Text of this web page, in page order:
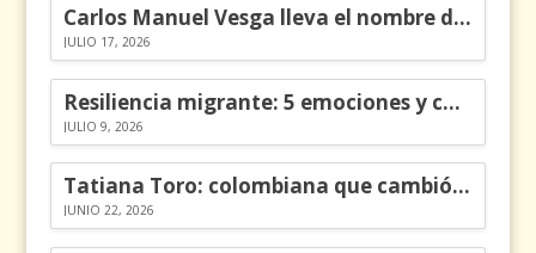
Carlos Manuel Vesga lleva el nombre de Colombia a los Emmy
JULIO 17, 2026
Resiliencia migrante: 5 emociones y cómo gestionarlas
JULIO 9, 2026
Tatiana Toro: colombiana que cambió la historia de las matemáticas
JUNIO 22, 2026